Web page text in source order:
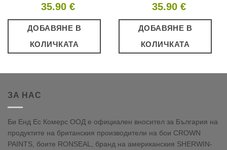
35.90 €
ДОБАВЯНЕ В
КОЛИЧКАТА
35.90 €
ДОБАВЯНЕ В
КОЛИЧКАТА
ЗА НАС
Би Енд Ес Комерс ООД е официален вносител за България на
продуктите на британския производители на бои CROWN
PAINTS, боите RONSEAL, бранд на американския SHERWIN-